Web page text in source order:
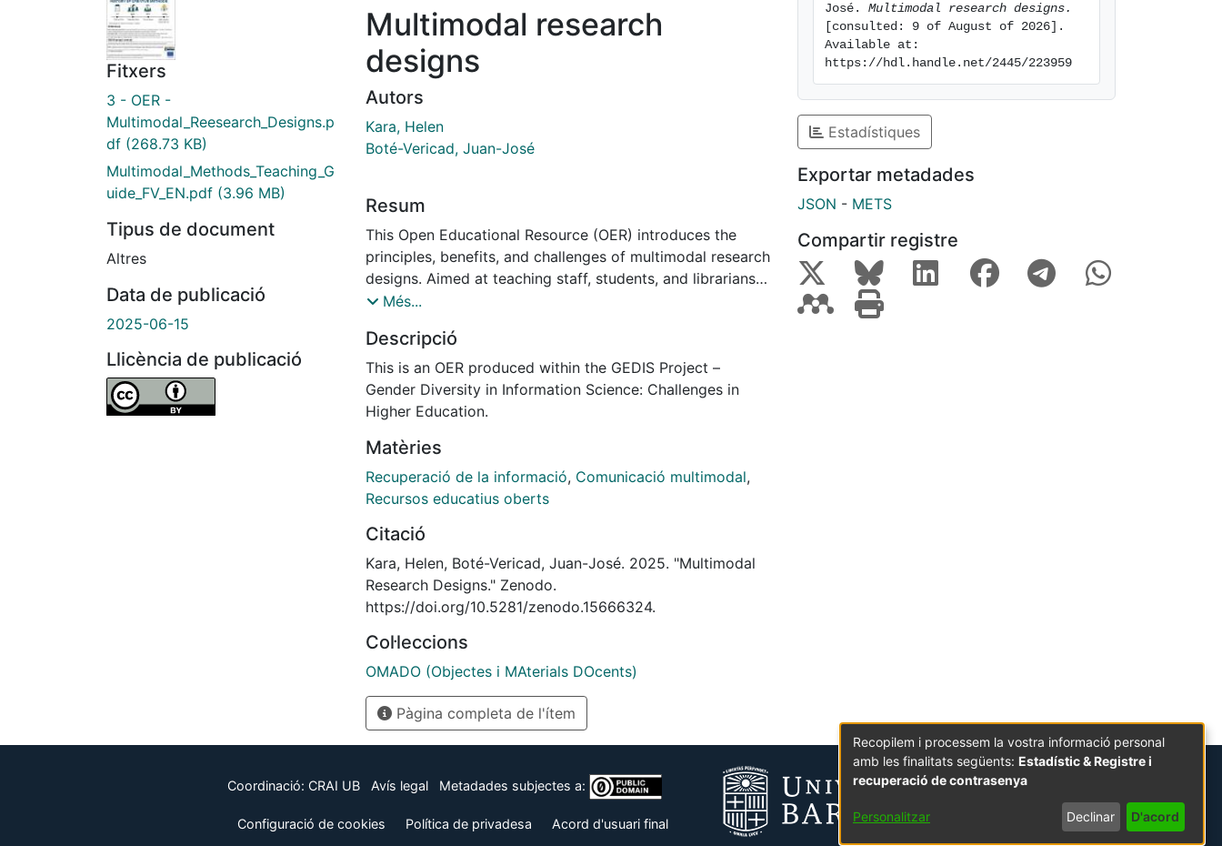
Fitxers
3 - OER -
Multimodal_Reesearch_Designs.p
df (268.73 KB)
Multimodal_Methods_Teaching_G
uide_FV_EN.pdf (3.96 MB)
Tipus de document
Altres
Data de publicació
2025-06-15
Llicència de publicació
Multimodal research
designs
Autors
Kara, Helen
Boté-Vericad, Juan-José
Resum
This Open Educational Resource (OER) introduces the
principles, benefits, and challenges of multimodal research
designs. Aimed at teaching staff, students, and librarians,
it explains how to combine methods and modalities in a
applications, and historical context. The resource forms
part of the GEDIS project (Gender Diversity in Information
Science), which promotes inclusive, creative, and gender-
aware research methods in higher education. #GEDIS
Més...
Descripció
This is an OER produced within the GEDIS Project –
Gender Diversity in Information Science: Challenges in
Higher Education.
Matèries
Recuperació de la informació, Comunicació multimodal,
Recursos educatius oberts
Citació
Kara, Helen, Boté-Vericad, Juan-José. 2025. "Multimodal
Research Designs." Zenodo.
https://doi.org/10.5281/zenodo.15666324.
Col·leccions
OMADO (Objectes i MAterials DOcents)
Pàgina completa de l'ítem
José. Multimodal research designs.
[consulted: 9 of August of 2026].
Available at:
https://hdl.handle.net/2445/223959
Estadístiques
Exportar metadades
JSON - METS
Compartir registre
Coordinació: CRAI UB Avís legal Metadades subjectes a:
Configuració de cookies Política de privadesa Acord d'usuari final
Recopilem i processem la vostra informació personal
amb les finalitats següents: Estadístic & Registre i
recuperació de contrasenya
Personalitzar Declinar D'acord